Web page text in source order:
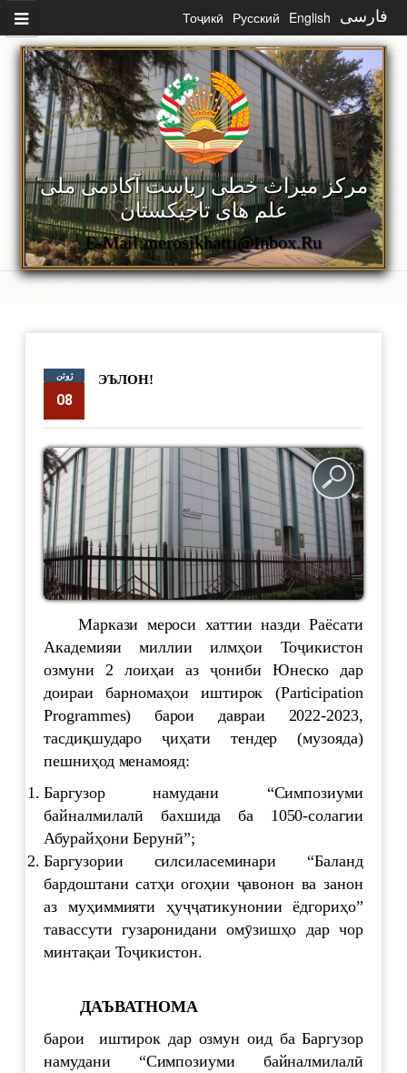
رفتن به محتوای اصلی Тоҷикӣ Русский English فارسی
مرکز میراث خطی ریاست آکادمی ملی
علم های تاجیکستان
E-Mail:merosikhatti@inbox.ru
08
ژوئن ЭЪЛОН!
Маркази мероси хаттии назди Раёсати
Академияи миллии илмҳои Тоҷикистон
озмуни 2 лоиҳаи аз ҷониби Юнеско дар
доираи барномаҳои иштирок (Participation
Programmes) барои давраи 2022-2023,
тасдиқшударо ҷиҳати тендер (музояда)
пешниҳод менамояд:
Баргузор намудани “Симпозиуми
байналмилалӣ бахшида ба 1050-солагии
Абурайҳони Берунӣ”;
Баргузории силсиласеминари “Баланд
бардоштани сатҳи огоҳии ҷавонон ва занон
аз муҳиммияти ҳуҷҷатикунонии ёдгориҳо”
тавассути гузаронидани омӯзишҳо дар чор
минтақаи Тоҷикистон.
ДАЪВАТНОМА
барои иштирок дар озмун оид ба Баргузор
намудани “Симпозиуми байналмилалӣ